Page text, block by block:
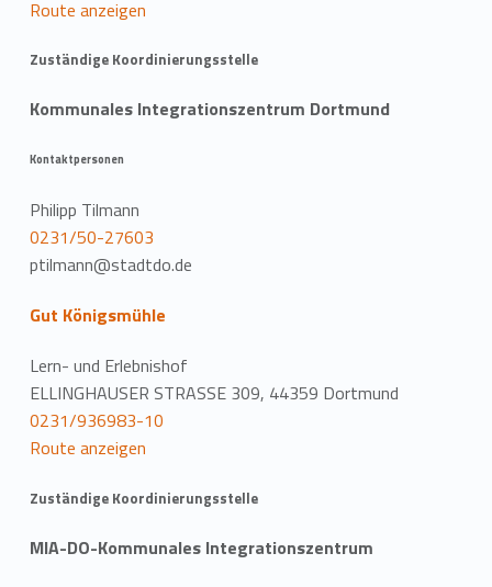
Route anzeigen
Zuständige Koordinierungsstelle
Kommunales Integrationszentrum Dortmund
Kontaktpersonen
Philipp Tilmann
0231/50-27603
ptilmann@stadtdo.de
Gut Königsmühle
Lern- und Erlebnishof
ELLINGHAUSER STRASSE 309, 44359 Dortmund
0231/936983-10
Route anzeigen
Zuständige Koordinierungsstelle
MIA-DO-Kommunales Integrationszentrum